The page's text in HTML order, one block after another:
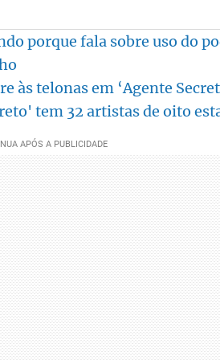
porque fala sobre uso do
às telonas em ‘Agente
tem 32 artistas de oito